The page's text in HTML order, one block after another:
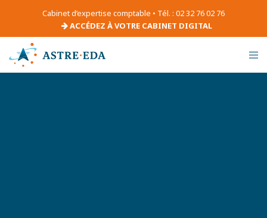
Cabinet d’expertise comptable • Tél. : 02 32 76 02 76
ACCÉDEZ À VOTRE CABINET DIGITAL